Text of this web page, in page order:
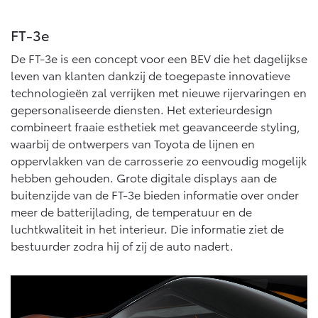
Proace (excl. BTW)
OOK ALS BATTERIJ-
ELEKTRISCH
Vanaf € 37.500,-
Proace Verso
BATTERIJ-ELEKTRISCH
Vanaf € 55.950,-
Proace Max (excl. BTW)
OOK ALS BATTERIJ-
ELEKTRISCH
Hilux (excl. BTW)
OOK ALS BATTERIJ-
ELEKTRISCH
FT-3e
De FT-3e is een concept voor een BEV die het dagelijkse
leven van klanten dankzij de toegepaste innovatieve
technologieën zal verrijken met nieuwe rijervaringen en
gepersonaliseerde diensten. Het exterieurdesign
combineert fraaie esthetiek met geavanceerde styling,
waarbij de ontwerpers van Toyota de lijnen en
oppervlakken van de carrosserie zo eenvoudig mogelijk
hebben gehouden. Grote digitale displays aan de
buitenzijde van de FT-3e bieden informatie over onder
meer de batterijlading, de temperatuur en de
luchtkwaliteit in het interieur. Die informatie ziet de
bestuurder zodra hij of zij de auto nadert.